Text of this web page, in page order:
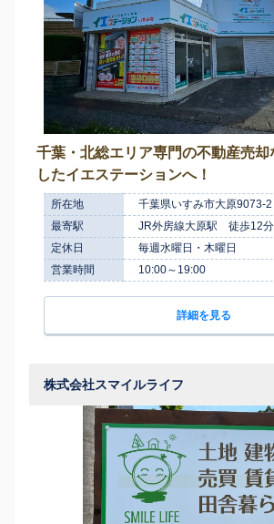
千葉・北総エリア専門の不動産売
したイエステーションへ！
所在地
千葉県いすみ市大原9073-2
最寄駅
JR外房線大原駅 徒歩12分
定休日
毎週水曜日・木曜日
営業時間
10:00～19:00
詳細を見る
株式会社スマイルライフ